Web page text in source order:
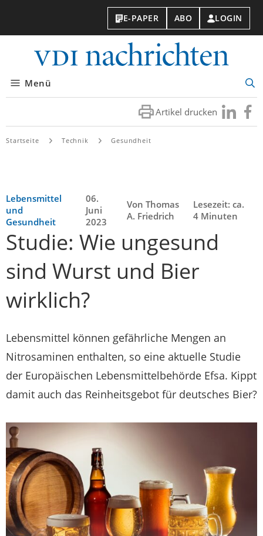
E-PAPER ABO LOGIN
Menü
Artikel drucken Besuchen
Sie
Sie
Startseite Technik Gesundheit
Lebensmittel
und
Gesundheit
06.
Juni
2023
Von Thomas
A. Friedrich
Lesezeit: ca.
4 Minuten
Studie: Wie ungesund
sind Wurst und Bier
wirklich?
Lebensmittel können gefährliche Mengen an
Nitrosaminen enthalten, so eine aktuelle Studie
der Europäischen Lebensmittelbehörde Efsa. Kippt
damit auch das Reinheitsgebot für deutsches Bier?